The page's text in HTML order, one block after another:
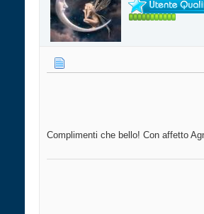
Complimenti che bello! Con affetto